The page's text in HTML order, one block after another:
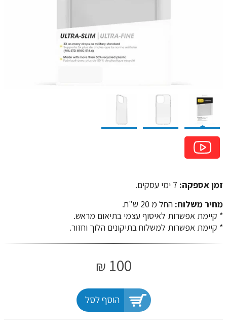
זמן אספקה: 7 ימי עסקים.
מחיר משלוח: החל מ 20 ש"ח.
​​​​​​​* קיימת אפשרות לאיסוף עצמי בתיאום מראש.
* קיימת אפשרות למשלוח בתיקונים הלוך וחזור.
100
₪
הוסף לסל